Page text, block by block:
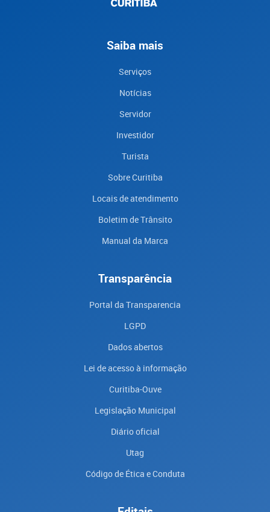
Saiba mais
Serviços
Notícias
Servidor
Investidor
Turista
Sobre Curitiba
Locais de atendimento
Boletim de Trânsito
Manual da Marca
Transparência
Portal da Transparencia
LGPD
Dados abertos
Lei de acesso à informação
Curitiba-Ouve
Legislação Municipal
Diário oficial
Utag
Código de Ética e Conduta